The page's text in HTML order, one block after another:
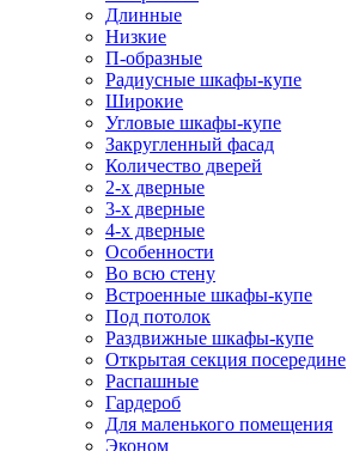
Длинные
Низкие
П-образные
Радиусные шкафы-купе
Широкие
Угловые шкафы-купе
Закругленный фасад
Количество дверей
2-х дверные
3-х дверные
4-х дверные
Особенности
Во всю стену
Встроенные шкафы-купе
Под потолок
Раздвижные шкафы-купе
Открытая секция посередине
Распашные
Гардероб
Для маленького помещения
Эконом